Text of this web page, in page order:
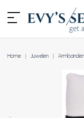
Home Juwelen Armbanden